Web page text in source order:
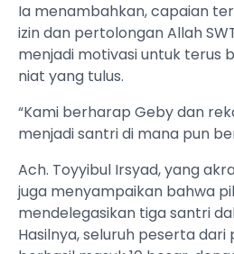
Ia menambahkan, capaian
izin dan pertolongan Allah
menjadi motivasi untuk terus
niat yang tulus.
“Kami berharap Geby dan
menjadi santri di mana pun
Ach. Toyyibul Irsyad, yang
juga menyampaikan bahwa
mendelegasikan tiga santri
Hasilnya, seluruh peserta